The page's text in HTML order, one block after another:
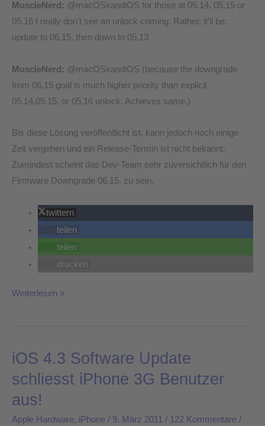
MuscleNerd: @macOSxandiOS for those at 05.14, 05.15 or
05.16 I really don’t see an unlock coming. Rather, it’ll be:
update to 06.15, then down to 05.13
MuscleNerd: @macOSxandiOS (because the downgrade
from 06.15 goal is much higher priority than explicit
05.14,05.15, or 05.16 unlock. Achieves same.)
Bis diese Lösung veröffentlicht ist, kann jedoch noch einige
Zeit vergehen und ein Release-Termin ist nicht bekannt.
Zumindest scheint das Dev-Team sehr zuversichtlich für den
Firmware Downgrade 06.15. zu sein.
twittern
teilen
teilen
drucken
Weiterlesen »
iOS 4.3 Software Update
schliesst iPhone 3G Benutzer
aus!
Apple Hardware, iPhone / 9. März 2011 / 122 Kommentare /
iOS
Software
Update
schliesst